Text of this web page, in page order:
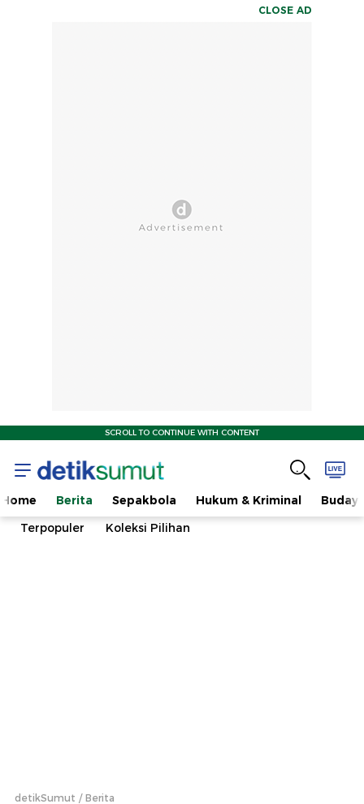
CLOSE AD
SCROLL TO CONTINUE WITH CONTENT
Home Berita Sepakbola Hukum & Kriminal
Terpopuler
Koleksi Pilihan
detikSumut Berita